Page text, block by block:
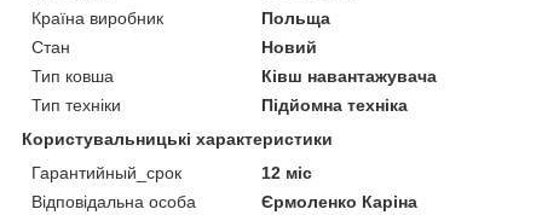
Країна виробник
Польща
Стан
Новий
Тип ковша
Ківш навантажувача
Тип техніки
Підйомна техніка
Користувальницькі характеристики
Гарантийный_срок
12 міс
Відповідальна особа
Єрмоленко Каріна